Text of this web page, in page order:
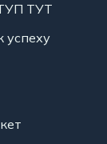
ТУТ
успеху